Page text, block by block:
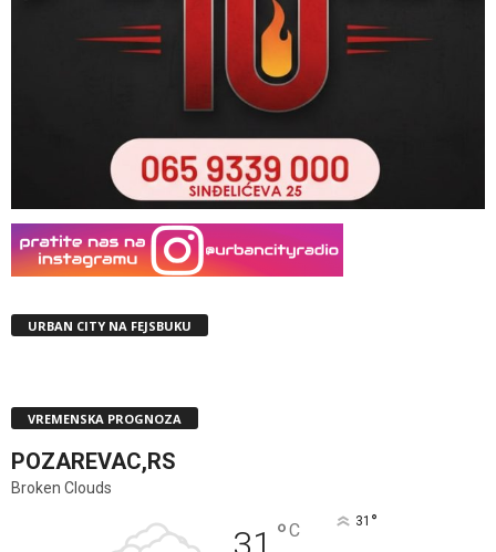
URBAN CITY NA FEJSBUKU
VREMENSKA PROGNOZA
POZAREVAC,RS
Broken Clouds
°C 31 °